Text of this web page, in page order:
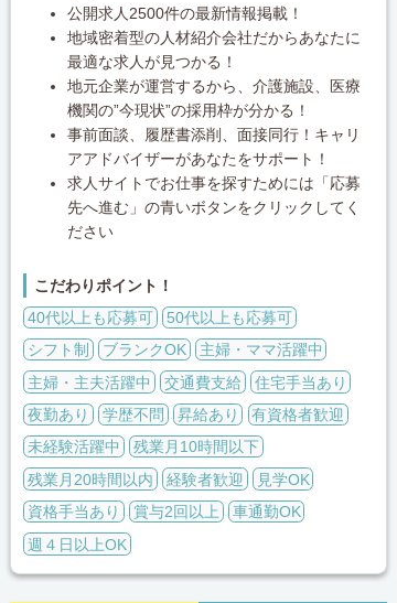
公開求人2500件の最新情報掲載！
地域密着型の人材紹介会社だからあなたに
最適な求人が見つかる！
地元企業が運営するから、介護施設、医療
機関の”今現状”の採用枠が分かる！
事前面談、履歴書添削、面接同行！キャリ
アアドバイザーがあなたをサポート！
求人サイトでお仕事を探すためには「応募
先へ進む」の青いボタンをクリックしてく
ださい
こだわりポイント！
40代以上も応募可
50代以上も応募可
シフト制
ブランクOK
主婦・ママ活躍中
主婦・主夫活躍中
交通費支給
住宅手当あり
夜勤あり
学歴不問 昇給あり
有資格者歓迎
未経験活躍中
残業月10時間以下
残業月20時間以内
経験者歓迎
見学OK
資格手当あり
賞与2回以上
車通勤OK
週４日以上OK